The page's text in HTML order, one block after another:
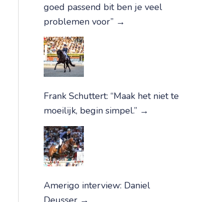
goed passend bit ben je veel
problemen voor” →
Frank Schuttert: “Maak het niet te
moeilijk, begin simpel.” →
Amerigo interview: Daniel